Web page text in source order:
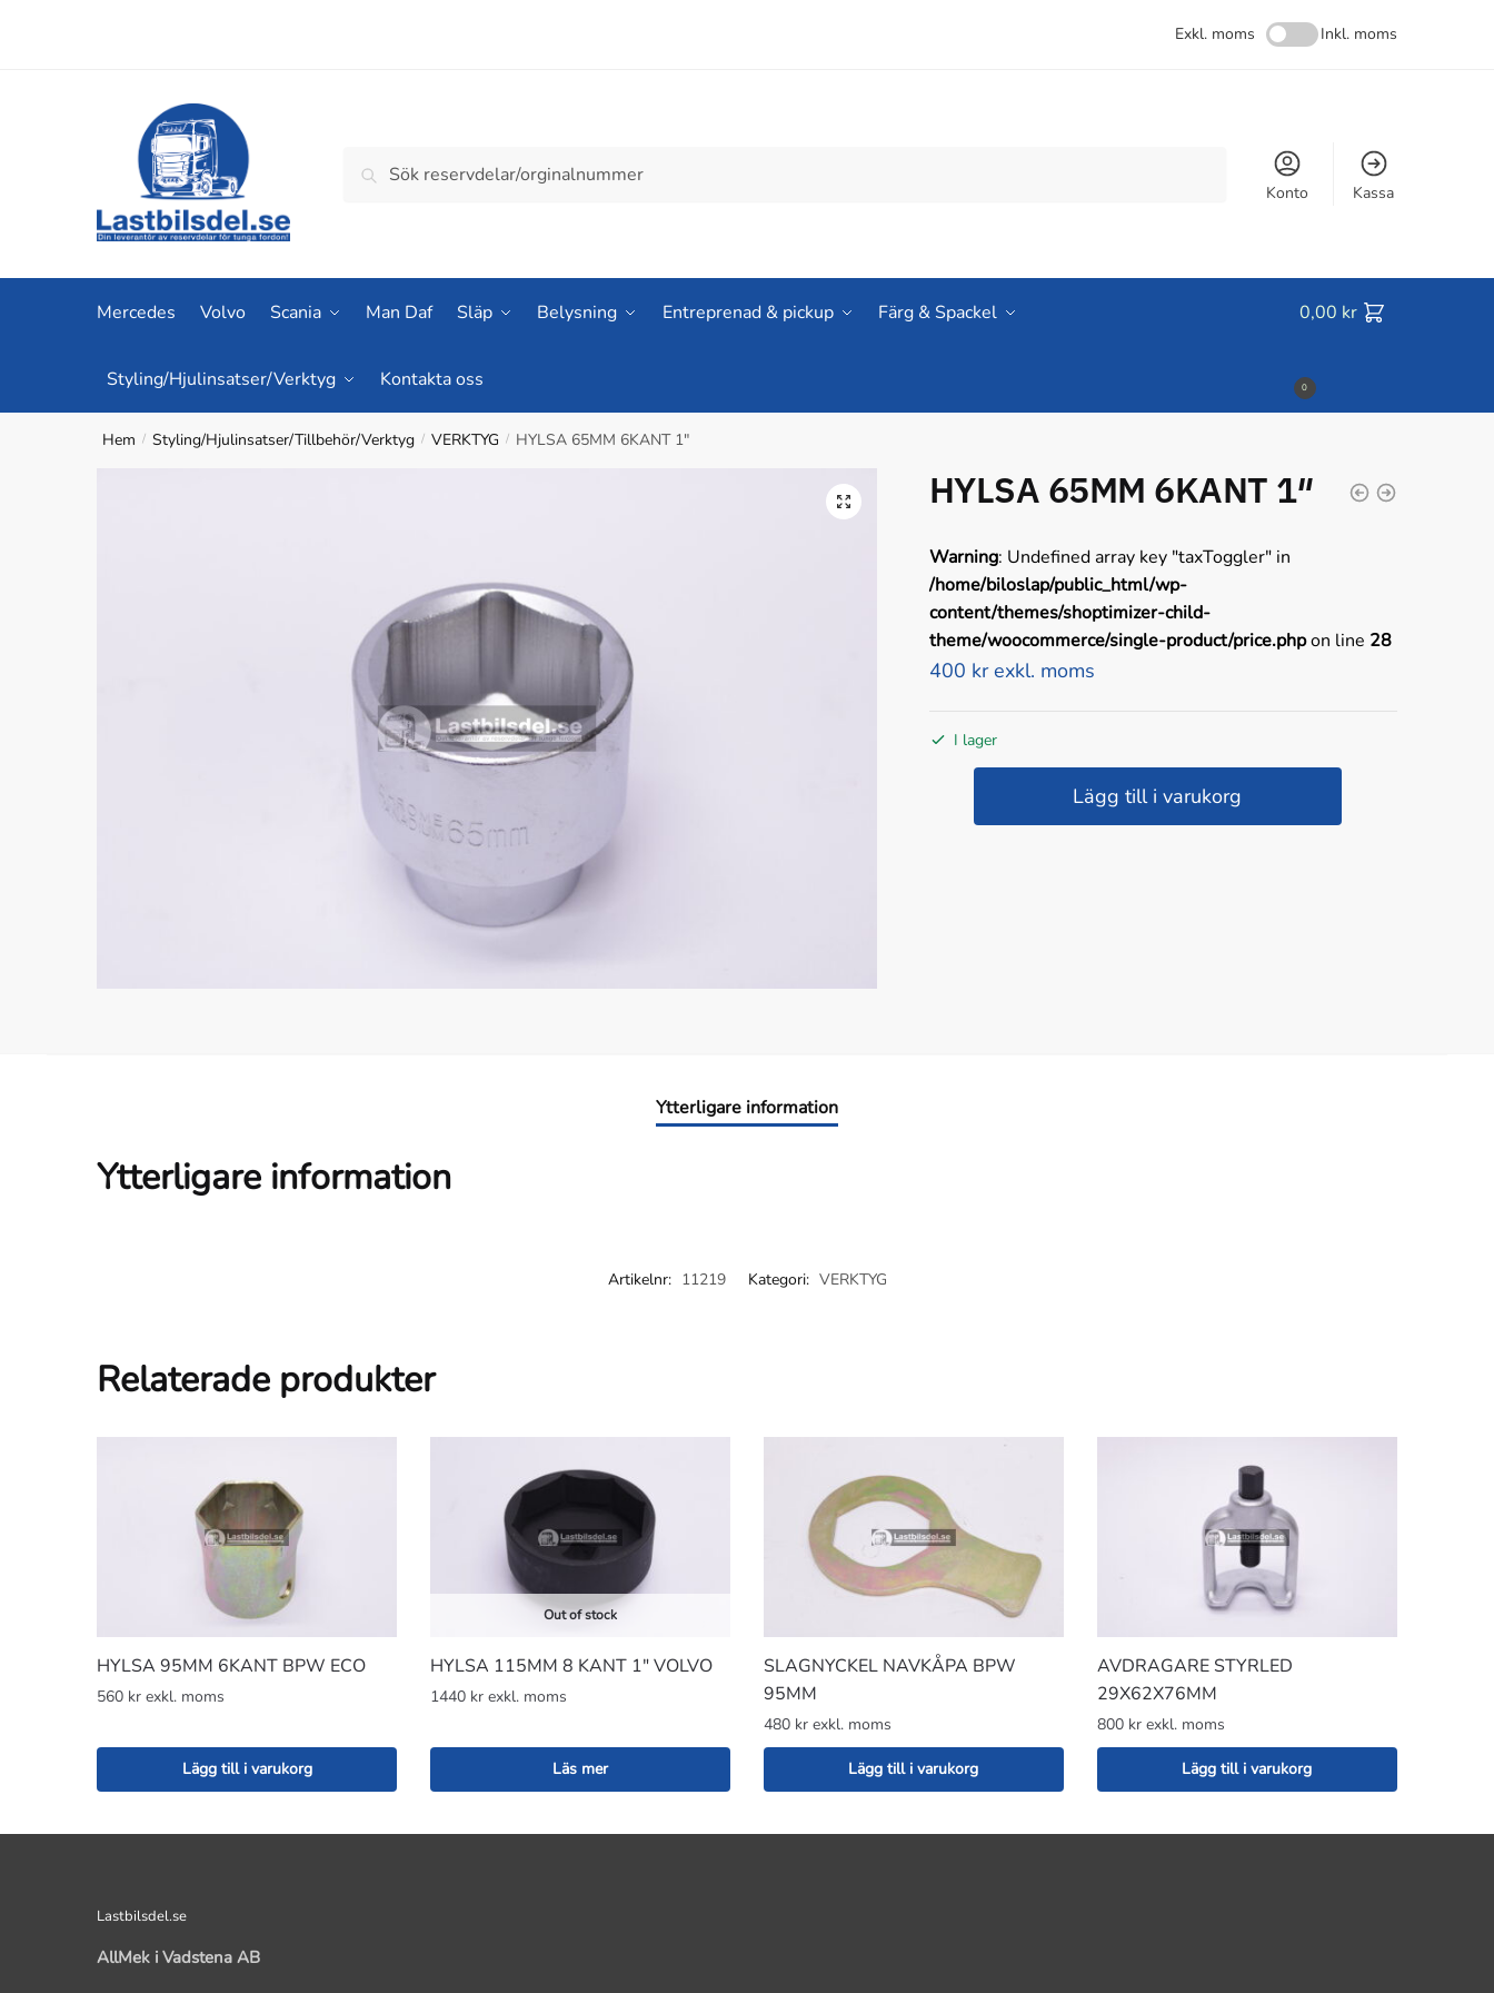
Exkl. moms Inkl. moms
efter:
Konto Kassa
Mercedes Volvo Scania Man Daf Släp Belysning Entreprenad & pickup Färg & Spackel
Styling/Hjulinsatser/Verktyg Kontakta oss
0,00 kr
0
Hem / Styling/Hjulinsatser/Tillbehör/Verktyg / VERKTYG / HYLSA 65MM 6KANT 1″
HYLSA 65MM 6KANT 1″
Warning: Undefined array key "taxToggler" in
/home/biloslap/public_html/wp-
content/themes/shoptimizer-child-
theme/woocommerce/single-product/price.phpon line 28
400 kr exkl. moms
I lager
Lägg till i varukorg
Ytterligare information
Ytterligare information
Artikelnr: 11219 Kategori: VERKTYG
Relaterade produkter
HYLSA 95MM 6KANT BPW ECO
560 kr exkl. moms
Lägg till i varukorg
Out of stock
HYLSA 115MM 8 KANT 1″ VOLVO
1440 kr exkl. moms
Läs mer
SLAGNYCKEL NAVKÅPA BPW
95MM
480 kr exkl. moms
Lägg till i varukorg
AVDRAGARE STYRLED
29X62X76MM
800 kr exkl. moms
Lägg till i varukorg
Lastbilsdel.se
AllMek i Vadstena AB